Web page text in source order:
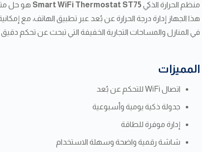
منظم الحرارة الذكيSmart WiFi Thermostat ST75
هذا الجهاز إدارة درجة الحرارة عن بُعد عبر تطبيق الهاتف، مع
في المنازل والمساحات التجارية الخفيفة التي تبحث عن تحكم
المميزات
اتصال WiFi للتحكم عن بُعد
جدولة ذكية يومية وأسبوعية
إدارة موفرة للطاقة
شاشة رقمية واضحة وسهلة الاستخدام